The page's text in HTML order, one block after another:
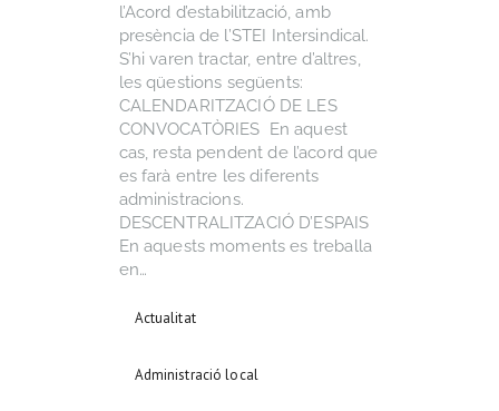
l’Acord d’estabilització, amb
presència de l’STEI Intersindical.
S’hi varen tractar, entre d’altres,
les qüestions següents:
CALENDARITZACIÓ DE LES
CONVOCATÒRIES En aquest
cas, resta pendent de l’acord que
es farà entre les diferents
administracions.
DESCENTRALITZACIÓ D’ESPAIS
En aquests moments es treballa
en…
Actualitat
Administració local